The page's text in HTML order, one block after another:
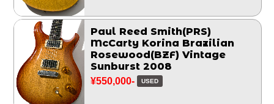
Paul Reed Smith(PRS)
McCarty Korina Brazilian
Rosewood(BZF) Vintage
Sunburst 2008
¥550,000- USED